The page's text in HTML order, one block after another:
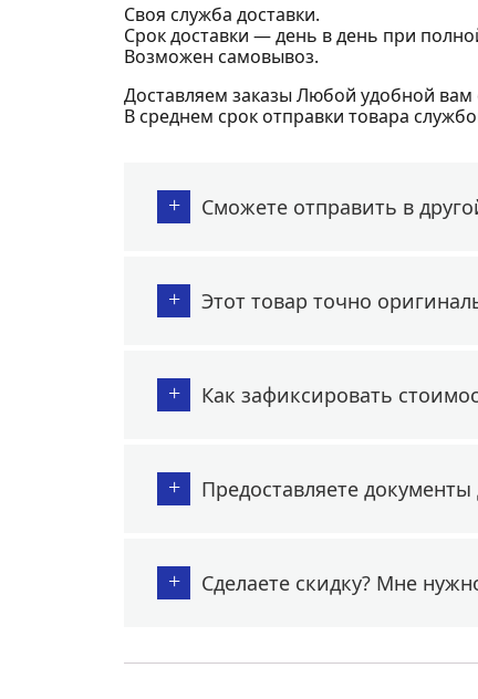
Своя служба доставки.
Срок доставки — день в день при
Возможен самовывоз.
Доставляем заказы Любой удобной вам
В среднем срок отправки товара
+ Сможете отправить в
+ Этот товар точно
+ Как зафиксировать
+ Предоставляете документы
+ Сделаете скидку? Мне